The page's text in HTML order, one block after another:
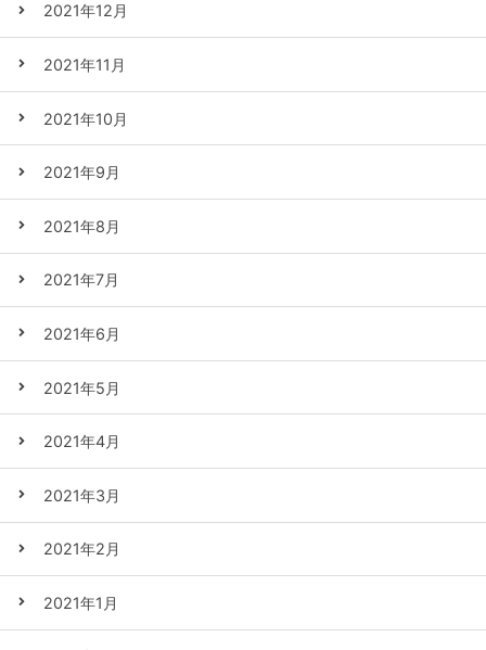
2021年12月
2021年11月
2021年10月
2021年9月
2021年8月
2021年7月
2021年6月
2021年5月
2021年4月
2021年3月
2021年2月
2021年1月